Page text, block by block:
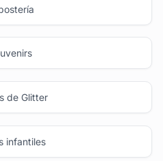
de Glitter
infantiles